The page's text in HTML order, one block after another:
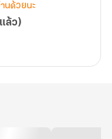
นด้วยนะ
ล้ว)